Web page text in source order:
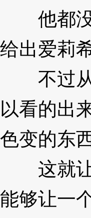
他都没
给出爱莉
不过从
以看的出
色变的东西
这就让
能够让一